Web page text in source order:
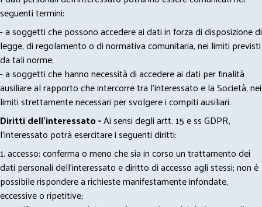
seguenti termini:
- a soggetti che possono accedere ai dati in forza di disposizione di
legge, di regolamento o di normativa comunitaria, nei limiti previsti
da tali norme;
- a soggetti che hanno necessità di accedere ai dati per finalità
ausiliare al rapporto che intercorre tra l’interessato e la Società, nei
limiti strettamente necessari per svolgere i compiti ausiliari.
Diritti dell’interessato -Ai sensi degli artt. 15 e ss GDPR,
l’interessato potrà esercitare i seguenti diritti:
1. accesso: conferma o meno che sia in corso un trattamento dei
dati personali dell’interessato e diritto di accesso agli stessi; non è
possibile rispondere a richieste manifestamente infondate,
eccessive o ripetitive;